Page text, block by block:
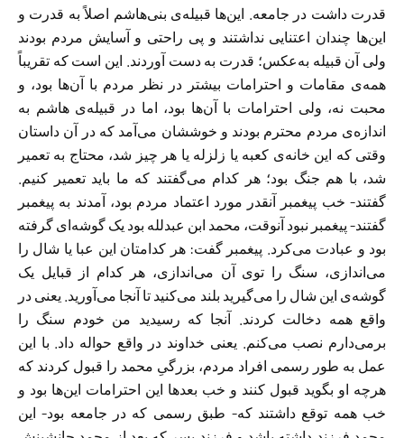
قدرت داشت در جامعه. این‌ها قبیله‌ی بنی‌هاشم اصلاً به قدرت و
این‌ها چندان اعتنایی نداشتند و پی راحتی و آسایش مردم بودند
ولی آن قبیله به‌عکس؛ قدرت به دست آوردند. این است که تقریباً
همه‌ی مقامات و احترامات بیشتر در نظر مردم با آن‌ها بود، و
محبت نه، ولی احترامات با آن‌ها بود، اما در قبیله‌ی هاشم به
اندازه‌ی مردم محترم بودند و خوششان می‌آمد که در آن داستان
وقتی که این خانه‌ی کعبه یا زلزله یا هر چیز شد، محتاج به تعمیر
شد، با هم جنگ بود؛ هر کدام می‌گفتند که ما باید تعمیر کنیم.
گفتند- خب پیغمبر آنقدر مورد اعتماد مردم بود، آمدند به پیغمبر
گفتند- پیغمبر نبود آنوقت، محمد ابن عبدلله بود یک گوشه‌ای گرفته
بود و عبادت می‌کرد. پیغمبر گفت: هر کدامتان این عبا یا شال را
می‌اندازی، سنگ را توی آن می‌اندازی، هر کدام از قبایل یک
گوشه‌ی این شال را می‌گیرید بلند می‌کنید تا آنجا می‌آورید. یعنی در
واقع همه دخالت کردند. آنجا که رسیدید من خودم سنگ را
برمی‌دارم نصب می‌کنم. یعنی خداوند در واقع حواله داد. با این
عمل به طور رسمی افراد مردم، بزرگیِ محمد را قبول کردند که
هرچه او بگوید قبول کنند و خب بعد‌ها این احترامات این‌ها بود و
خب همه توقع داشتند که- طبق رسمی که در جامعه بود- این